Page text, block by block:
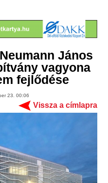
János
vagyona
fejlődése
23. 00:06
Vissza a címlapra